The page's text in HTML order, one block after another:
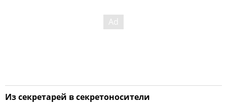
Из секретарей в секретоносители